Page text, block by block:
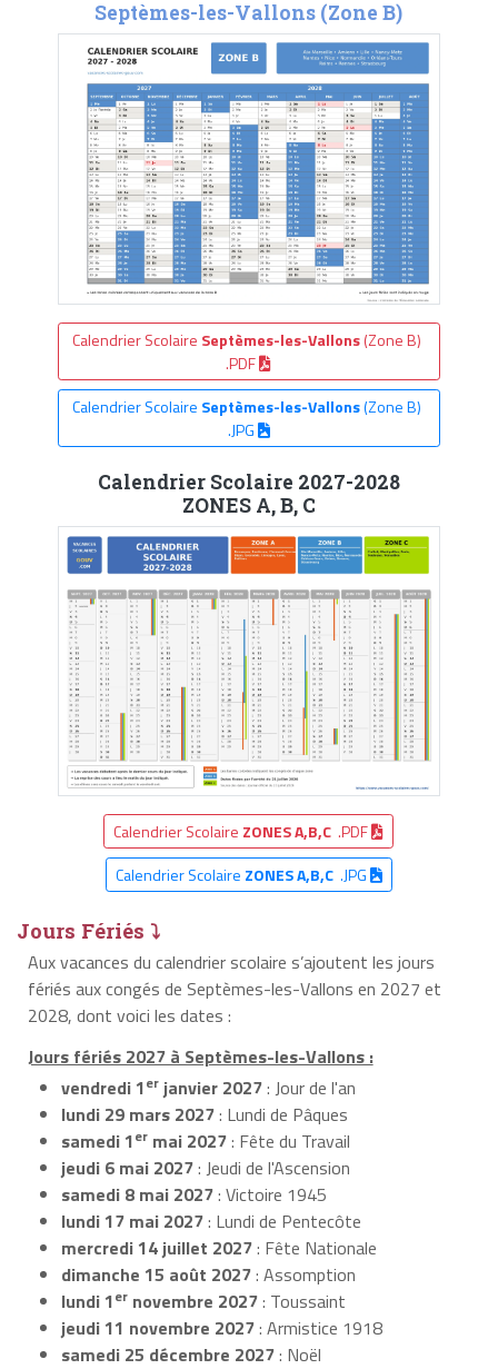
Septèmes-les-Vallons (Zone B)
Calendrier Scolaire Septèmes-les-Vallons(Zone B)
.PDF
Calendrier Scolaire Septèmes-les-Vallons(Zone B)
.JPG
Calendrier Scolaire 2027-2028
ZONES A, B, C
Calendrier Scolaire ZONES A,B,C .PDF
Calendrier Scolaire ZONES A,B,C.JPG
Jours Fériés ⤵
Aux vacances du calendrier scolaire s’ajoutent les jours
fériés aux congés de Septèmes-les-Vallons en 2027 et
2028, dont voici les dates :
Jours fériés 2027 à Septèmes-les-Vallons :
vendredi 1er janvier 2027: Jour de l'an
lundi 29 mars 2027: Lundi de Pâques
samedi 1er mai 2027: Fête du Travail
jeudi 6 mai 2027: Jeudi de l'Ascension
samedi 8 mai 2027: Victoire 1945
lundi 17 mai 2027: Lundi de Pentecôte
mercredi 14 juillet 2027: Fête Nationale
dimanche 15 août 2027: Assomption
lundi 1er novembre 2027: Toussaint
jeudi 11 novembre 2027: Armistice 1918
samedi 25 décembre 2027: Noël